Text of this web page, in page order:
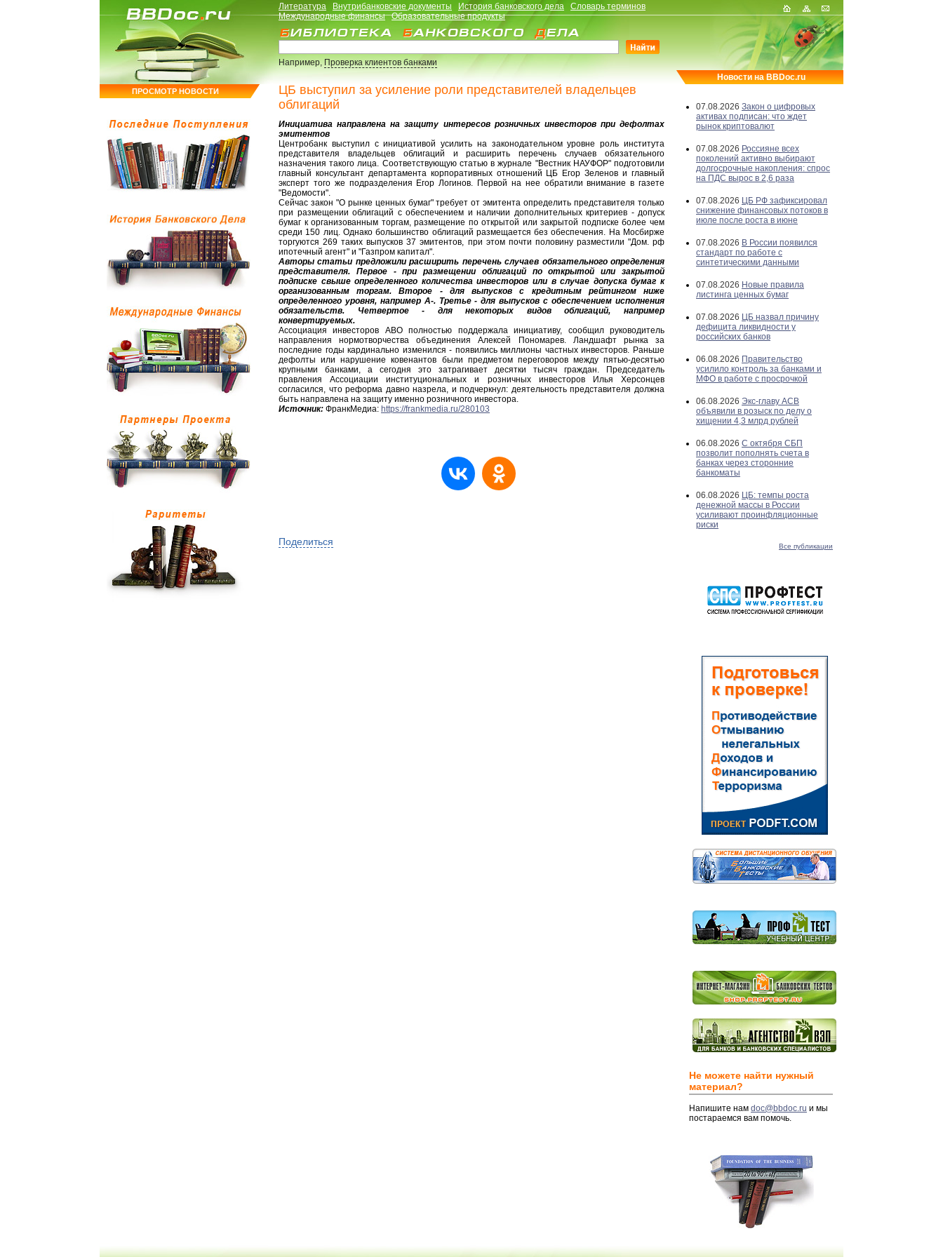
ПРОСМОТР НОВОСТИ
Литература Внутрибанковские документы История банковского дела
Словарь терминов
Международные финансы
Образовательные продукты
Например,Проверка клиентов банками
ЦБ выступил за усиление роли представителей владельцев
облигаций
Инициатива направлена на защиту интересов розничных инвесторов при дефолтах
эмитентов
Центробанк выступил с инициативой усилить на законодательном уровне роль института
представителя владельцев облигаций и расширить перечень случаев обязательного
назначения такого лица. Соответствующую статью в журнале "Вестник НАУФОР" подготовили
главный консультант департамента корпоративных отношений ЦБ Егор Зеленов и главный
эксперт того же подразделения Егор Логинов. Первой на нее обратили внимание в газете
"Ведомости".
Сейчас закон "О рынке ценных бумаг" требует от эмитента определить представителя только
при размещении облигаций с обеспечением и наличии дополнительных критериев - допуск
бумаг к организованным торгам, размещение по открытой или закрытой подписке более чем
среди 150 лиц. Однако большинство облигаций размещается без обеспечения. На Мосбирже
торгуются 269 таких выпусков 37 эмитентов, при этом почти половину разместили "Дом. pф
ипотечный агент" и "Газпром капитал".
Авторы статьи предложили расширить перечень случаев обязательного определения
представителя. Первое - при размещении облигаций по открытой или закрытой
подписке свыше определенного количества инвесторов или в случае допуска бумаг к
организованным торгам. Второе - для выпусков с кредитным рейтингом ниже
определенного уровня, например A-. Третье - для выпусков с обеспечением исполнения
обязательств. Четвертое - для некоторых видов облигаций, например
конвертируемых.
Ассоциация инвесторов АВО полностью поддержала инициативу, сообщил руководитель
направления нормотворчества объединения Алексей Пономарев. Ландшафт рынка за
последние годы кардинально изменился - появились миллионы частных инвесторов. Раньше
дефолты или нарушение ковенантов были предметом переговоров между пятью-десятью
крупными банками, а сегодня это затрагивает десятки тысяч граждан. Председатель
правления Ассоциации институциональных и розничных инвесторов Илья Херсонцев
согласился, что реформа давно назрела, и подчеркнул: деятельность представителя должна
быть направлена на защиту именно розничного инвестора.
Источник: ФранкМедиа: https://frankmedia.ru/280103
Поделиться
Новости на BBDoc.ru
07.08.2026 Закон о цифровых
активах подписан: что ждет
рынок криптовалют
07.08.2026 Россияне всех
поколений активно выбирают
долгосрочные накопления: спрос
на ПДС вырос в 2,6 раза
07.08.2026 ЦБ РФ зафиксировал
снижение финансовых потоков в
июле после роста в июне
07.08.2026 В России появился
стандарт по работе с
синтетическими данными
07.08.2026 Новые правила
листинга ценных бумаг
07.08.2026 ЦБ назвал причину
дефицита ликвидности у
российских банков
06.08.2026 Правительство
усилило контроль за банками и
МФО в работе с просрочкой
06.08.2026 Экс-главу АСВ
объявили в розыск по делу о
хищении 4,3 млрд рублей
06.08.2026 С октября СБП
позволит пополнять счета в
банках через сторонние
банкоматы
06.08.2026 ЦБ: темпы роста
денежной массы в России
усиливают проинфляционные
риски
Все публикации
Не можете найти нужный
материал?
Напишите нам doc@bbdoc.ru и мы
постараемся вам помочь.